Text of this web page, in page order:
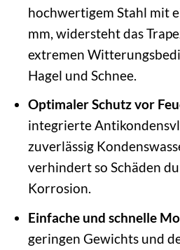
hochwertigem Stahl mit
mm, widersteht das
extremen
Hagel und Schnee.
Optimaler Schutz vor
integrierte
zuverlässig
verhindert so Schäden
Korrosion.
Einfache und schnelle
geringen Gewichts und